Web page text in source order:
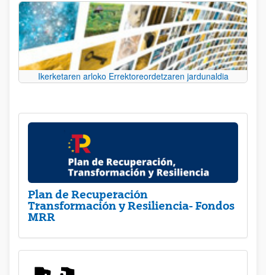
Ikerketaren arloko Errektoreordetzaren jardunaldia
Plan de Recuperación
Transformación y Resiliencia- Fondos
MRR